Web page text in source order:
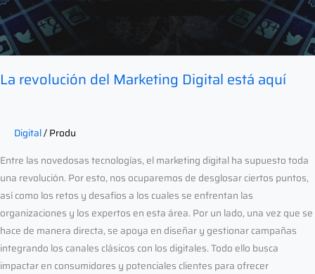
La revolución del Marketing Digital está aquí
Digital/Produ
Entre las novedosas tecnologías, el marketing digital ha supuesto toda
una revolución. Por esto, nos ocuparemos de desglosar ciertos puntos,
así como los retos y desafíos a los cuales se enfrentan las
organizaciones y los expertos en esta área. Por un lado, una vez que se
hace de manera directa, se apoya en diseñar y gestionar campañas
integrando los canales clásicos con los digitales. Todo ello busca
impactar en consumidores y potenciales clientes para ofrecer